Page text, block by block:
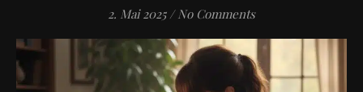
2. Mai 2025 / No Comments